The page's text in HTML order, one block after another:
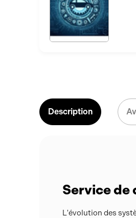
Description
Service de
L'évolution des